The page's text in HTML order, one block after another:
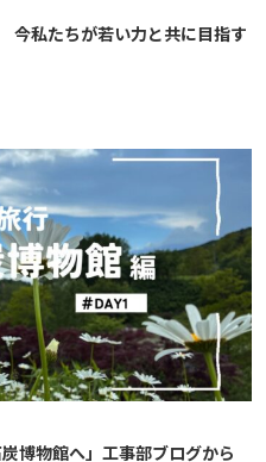
私たちが若い力と共に目指す
博物館へ」工事部ブログから